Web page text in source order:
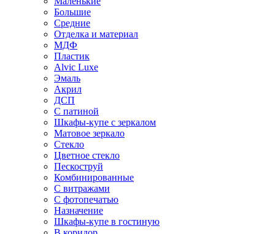
Большие
Средние
Отделка и материал
МДФ
Пластик
Alvic Luxe
Эмаль
Акрил
ДСП
С патиной
Шкафы-купе с зеркалом
Матовое зеркало
Стекло
Цветное стекло
Пескоструй
Комбинированные
С витражами
С фотопечатью
Назначение
Шкафы-купе в гостиную